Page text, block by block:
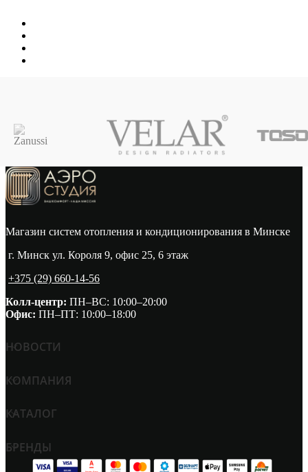
Магазин систем отопления и кондиционирования в Минске
г. Минск ул. Короля 9, офис 25, 6 этаж
+375 (29) 660-14-56
Колл-центр: ПН–ВС: 10:00–20:00​
Офис: ПН–ПТ: 10:00–18:00
НОВОСТИ
КОМПАНИЯ
КАТАЛОГ
БРЕНДЫ